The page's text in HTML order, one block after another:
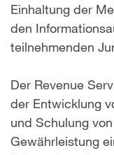
Einhaltung der
den
teilnehmenden
Der Revenue
der Entwicklung
und Schulung
Gewährleistung